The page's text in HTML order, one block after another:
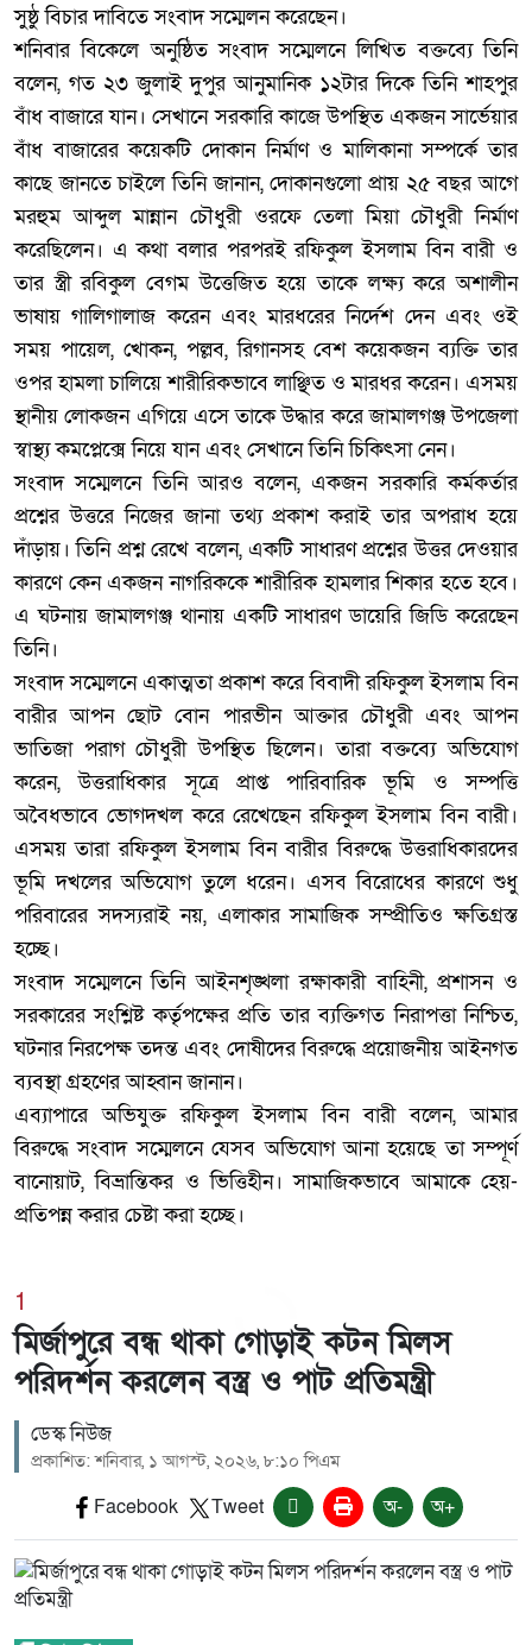
সুষ্ঠু বিচার দাবিতে সংবাদ সম্মেলন করেছেন।
‎শনিবার বিকেলে অনুষ্ঠিত সংবাদ সম্মেলনে লিখিত বক্তব্যে তিনি
বলেন, গত ২৩ জুলাই দুপুর আনুমানিক ১২টার দিকে তিনি শাহপুর
বাঁধ বাজারে যান। সেখানে সরকারি কাজে উপস্থিত একজন সার্ভেয়ার
বাঁধ বাজারের কয়েকটি দোকান নির্মাণ ও মালিকানা সম্পর্কে তার
কাছে জানতে চাইলে তিনি জানান, দোকানগুলো প্রায় ২৫ বছর আগে
মরহুম আব্দুল মান্নান চৌধুরী ওরফে তেলা মিয়া চৌধুরী নির্মাণ
করেছিলেন। এ কথা বলার পরপরই রফিকুল ইসলাম বিন বারী ও
তার স্ত্রী রবিকুল বেগম উত্তেজিত হয়ে তাকে লক্ষ্য করে অশালীন
ভাষায় গালিগালাজ করেন এবং মারধরের নির্দেশ দেন এবং ওই
সময় পায়েল, খোকন, পল্লব, রিগানসহ বেশ কয়েকজন ব্যক্তি তার
ওপর হামলা চালিয়ে শারীরিকভাবে লাঞ্ছিত ও মারধর করেন। এসময়
স্থানীয় লোকজন এগিয়ে এসে তাকে উদ্ধার করে জামালগঞ্জ উপজেলা
স্বাস্থ্য কমপ্লেক্সে নিয়ে যান এবং সেখানে তিনি চিকিৎসা নেন।
‎সংবাদ সম্মেলনে তিনি আরও বলেন, একজন সরকারি কর্মকর্তার
প্রশ্নের উত্তরে নিজের জানা তথ্য প্রকাশ করাই তার অপরাধ হয়ে
দাঁড়ায়। তিনি প্রশ্ন রেখে বলেন, একটি সাধারণ প্রশ্নের উত্তর দেওয়ার
কারণে কেন একজন নাগরিককে শারীরিক হামলার শিকার হতে হবে।
এ ঘটনায় জামালগঞ্জ থানায় একটি সাধারণ ডায়েরি জিডি করেছেন
তিনি।
‎সংবাদ সম্মেলনে একাত্মতা প্রকাশ করে বিবাদী রফিকুল ইসলাম বিন
বারীর আপন ছোট বোন পারভীন আক্তার চৌধুরী এবং আপন
ভাতিজা পরাগ চৌধুরী উপস্থিত ছিলেন। তারা বক্তব্যে অভিযোগ
করেন, উত্তরাধিকার সূত্রে প্রাপ্ত পারিবারিক ভূমি ও সম্পত্তি
অবৈধভাবে ভোগদখল করে রেখেছেন রফিকুল ইসলাম বিন বারী।
এসময় তারা রফিকুল ইসলাম বিন বারীর বিরুদ্ধে উত্তরাধিকারদের
ভূমি দখলের অভিযোগ তুলে ধরেন। এসব বিরোধের কারণে শুধু
পরিবারের সদস্যরাই নয়, এলাকার সামাজিক সম্প্রীতিও ক্ষতিগ্রস্ত
হচ্ছে।
‎সংবাদ সম্মেলনে তিনি আইনশৃঙ্খলা রক্ষাকারী বাহিনী, প্রশাসন ও
সরকারের সংশ্লিষ্ট কর্তৃপক্ষের প্রতি তার ব্যক্তিগত নিরাপত্তা নিশ্চিত,
ঘটনার নিরপেক্ষ তদন্ত এবং দোষীদের বিরুদ্ধে প্রয়োজনীয় আইনগত
ব্যবস্থা গ্রহণের আহ্বান জানান।
‎এব্যাপারে অভিযুক্ত রফিকুল ইসলাম বিন বারী বলেন, আমার
বিরুদ্ধে সংবাদ সম্মেলনে যেসব অভিযোগ আনা হয়েছে তা সম্পূর্ণ
বানোয়াট, বিভ্রান্তিকর ও ভিত্তিহীন। সামাজিকভাবে আমাকে হেয়-
প্রতিপন্ন করার চেষ্টা করা হচ্ছে।
1
মির্জাপুরে বন্ধ থাকা গোড়াই কটন মিলস
পরিদর্শন করলেন বস্ত্র ও পাট প্রতিমন্ত্রী
ডেস্ক নিউজ
প্রকাশিত: শনিবার, ১ আগস্ট, ২০২৬, ৮:১০ পিএম
Facebook Tweet অ- অ+